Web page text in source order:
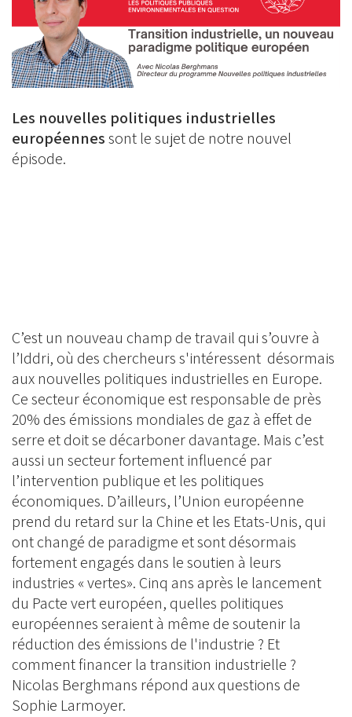
Les nouvelles politiques industrielles
européennessont le sujet de notre nouvel
épisode.
C’est un nouveau champ de travail qui s’ouvre à
l’Iddri, où des chercheurs s'intéressent désormais
aux nouvelles politiques industrielles en Europe.
Ce secteur économique est responsable de près
20% des émissions mondiales de gaz à effet de
serre et doit se décarboner davantage. Mais c’est
aussi un secteur fortement influencé par
l’intervention publique et les politiques
économiques. D’ailleurs, l’Union européenne
prend du retard sur la Chine et les Etats-Unis, qui
ont changé de paradigme et sont désormais
fortement engagés dans le soutien à leurs
industries « vertes». Cinq ans après le lancement
du Pacte vert européen, quelles politiques
européennes seraient à même de soutenir la
réduction des émissions de l'industrie ? Et
comment financer la transition industrielle ?
Nicolas Berghmans répond aux questions de
Sophie Larmoyer.